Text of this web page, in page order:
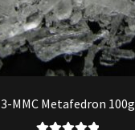
3-MMC Metafedron 100g